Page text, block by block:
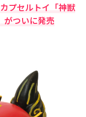
プセルトイ「神獣
がついに発売